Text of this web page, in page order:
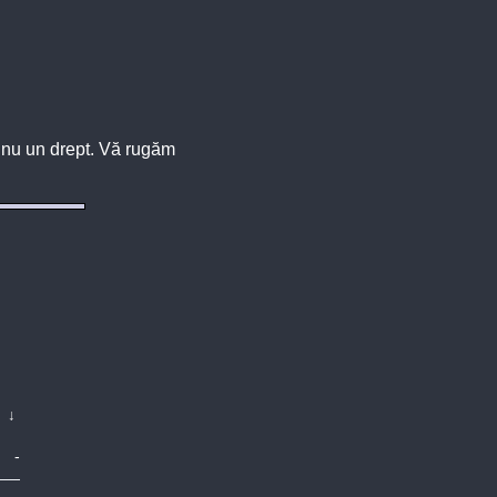
un drept. Vă rugăm
↓
-